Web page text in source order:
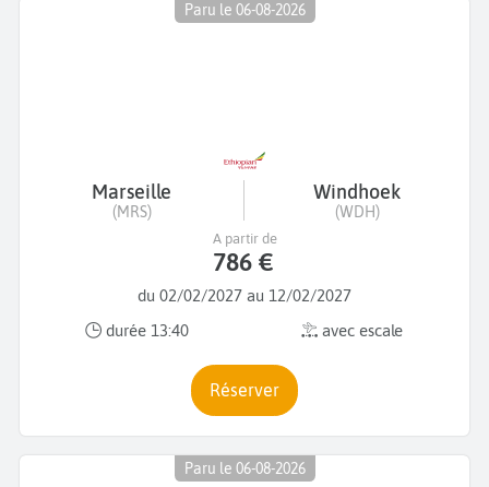
Paru le 06-08-2026
Marseille
(MRS)
Windhoek
(WDH)
du 02/02/2027 au 12/02/2027
durée 13:40
avec escale
A partir de
786 €
Réserver
Paru le 06-08-2026